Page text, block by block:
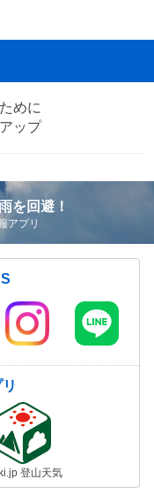
めに
ップ
を回避！
アプリ
登山天気